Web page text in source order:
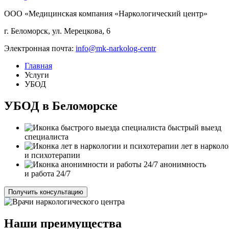
ООО «Медицинская компания «Наркологический центр»
г. Беломорск, ул. Мерецкова, 6
Электронная почта: info@mk-narkolog-centr
Главная
Услуги
УБОД
УБОД в Беломорске
быстрый выезд
специалиста
лет в
и психотерапии
анонимность
и работа 24/7
Получить консультацию
Наши преимущества